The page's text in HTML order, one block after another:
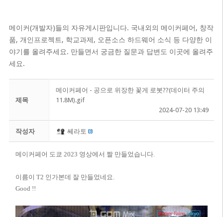
메이커(개발자)들의 자유게시판입니다. 국내외의 메이커페어, 창작
품, 개인프로젝트, 학교과제, 오픈소스 하드웨어 소식 등 다양한 이
야기를 올려주세요. 만들면서 궁금한 질문과 답변도 이곳에 올려주
세요.
제목
메이커페어 - 공으로 위장한 꽃게 로봇??(데이터 주의
11.8M).gif
2024-07-20 13:49
작성자 쎄라토
메이커페어 도쿄 2023 영상에서 짤 만들었습니다.
이름이 T2 인가본데 잘 만들었네요.
Good !!